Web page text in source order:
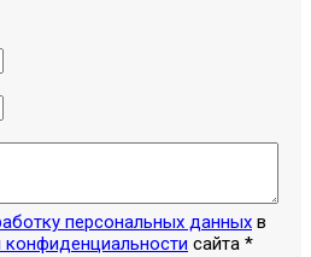
персональных данных в
конфиденциальности сайта *